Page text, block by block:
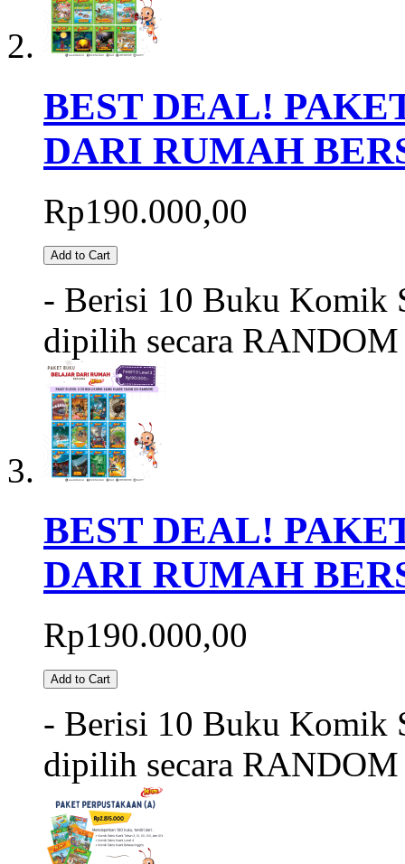
BEST DEAL!
DARI RUMAH
Rp190.000,00
Add to Cart
- Berisi 10 Buku Komik
dipilih secara
BEST DEAL!
DARI RUMAH
Rp190.000,00
Add to Cart
- Berisi 10 Buku Komik
dipilih secara